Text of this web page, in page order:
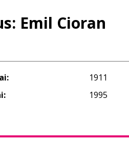
Emil Cioran
1911
1995